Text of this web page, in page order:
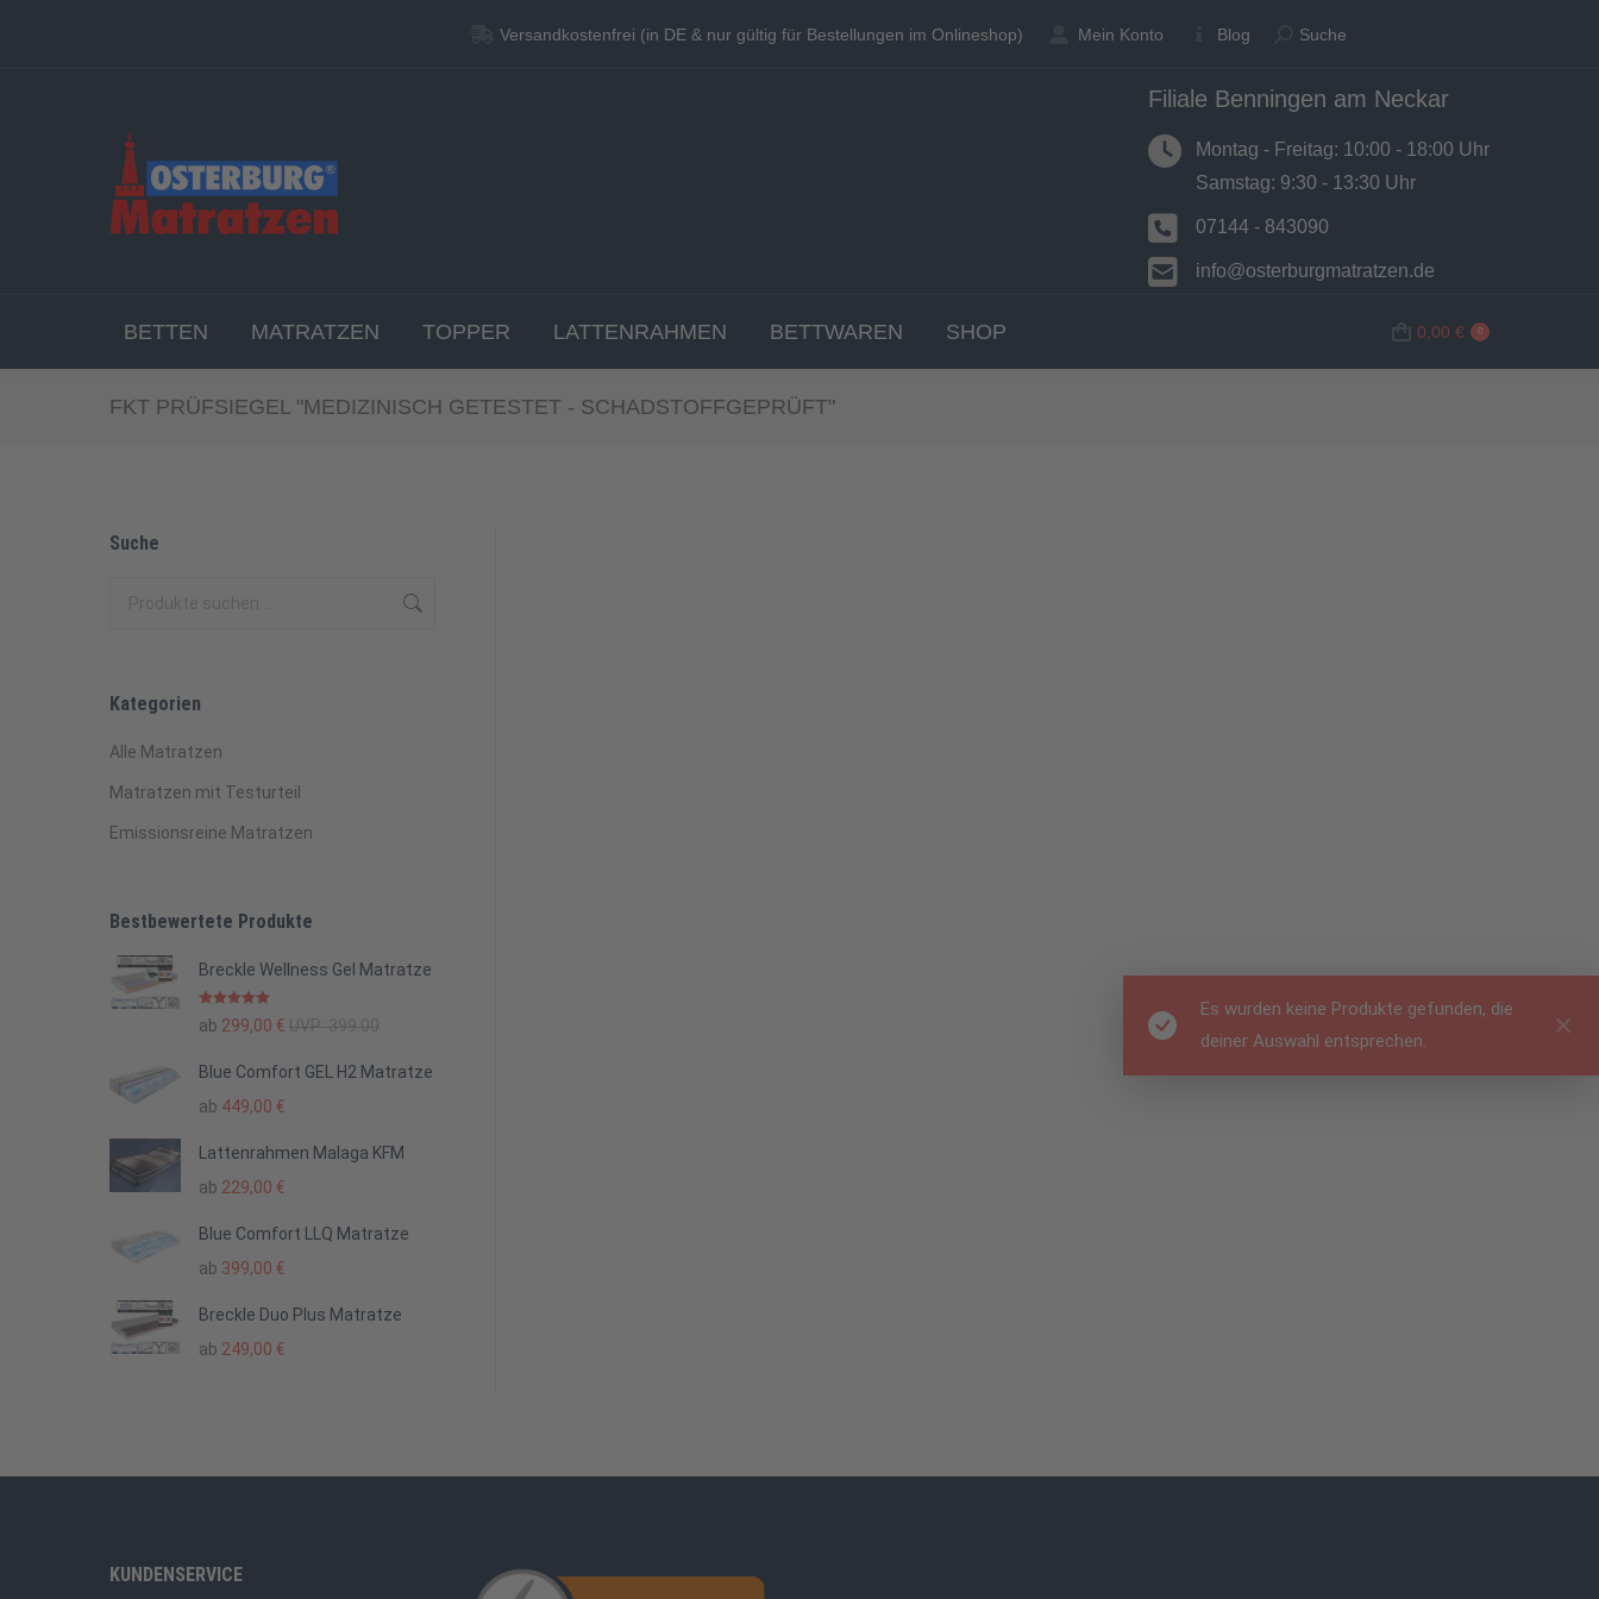
Versandkostenfrei (in DE & nur gültig für Bestellungen im Onlineshop) Mein Konto Blog Suche:
Suche
Filiale Benningen am Neckar
Montag - Freitag: 10:00 - 18:00 Uhr
Samstag: 9:30 - 13:30 Uhr
07144 - 843090
info@osterburgmatratzen.de
BETTEN MATRATZEN TOPPER LATTENRAHMEN BETTWAREN SHOP 0,00 € 0
FKT PRÜFSIEGEL "MEDIZINISCH GETESTET - SCHADSTOFFGEPRÜFT"
Es wurden keine Produkte gefunden, die
deiner Auswahl entsprechen.
Suche
Kategorien
Alle Matratzen
Matratzen mit Testurteil
Emissionsreine Matratzen
Bestbewertete Produkte
Breckle Wellness Gel Matratze
Bewertet mit
5.00von 5
ab 299,00 € UVP: 399.00
Blue Comfort GEL H2 Matratze
ab 449,00 €
Lattenrahmen Malaga KFM
ab 229,00 €
Blue Comfort LLQ Matratze
ab 399,00 €
Breckle Duo Plus Matratze
ab 249,00 €
KUNDENSERVICE
Versandkostenfrei (in DE & nur gültig für Bestellungen im Onlineshop) Mein Konto Blog Suche:
Suche
BETTWAREN SHOP 0,00